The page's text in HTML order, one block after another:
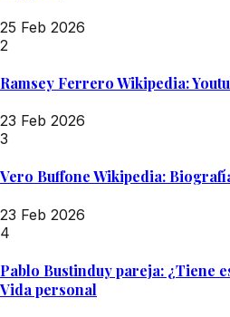
25 Feb 2026
2
Ramsey Ferrero Wikipedia:
23 Feb 2026
3
Vero Buffone Wikipedia:
23 Feb 2026
4
Pablo Bustinduy pareja: ¿Tiene
Vida personal